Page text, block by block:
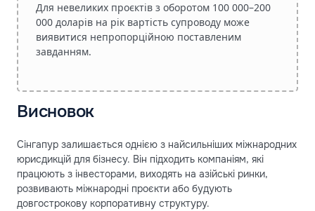
Для невеликих проєктів з оборотом 100 000–200
000 доларів на рік вартість супроводу може
виявитися непропорційною поставленим
завданням.
Висновок
Сінгапур залишається однією з найсильніших міжнародних
юрисдикцій для бізнесу. Він підходить компаніям, які
працюють з інвесторами, виходять на азійські ринки,
розвивають міжнародні проєкти або будують
довгострокову корпоративну структуру.